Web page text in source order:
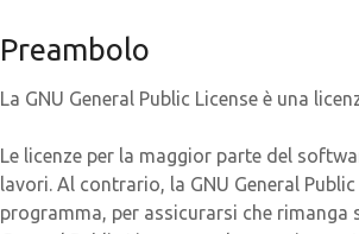
Preambolo
La GNU General Public License è una
Le licenze per la maggior parte del
lavori. Al contrario, la GNU General
programma, per assicurarsi che